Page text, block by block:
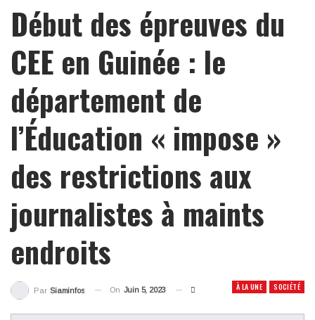
Début des épreuves du
CEE en Guinée : le
département de
l’Éducation « impose »
des restrictions aux
journalistes à maints
endroits
À LA UNE SOCIÉTÉ
Par Siaminfos On Juin 5, 2023